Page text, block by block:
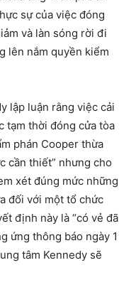
sự của việc đóng
và làn sóng rời đi
lên nắm quyền kiểm
lập luận rằng việc cải
tạm thời đóng cửa tòa
phán Cooper thừa
cần thiết” nhưng cho
xét đúng mức những
đối với một tổ chức
định này là “có vẻ đã
ứng thông báo ngày 1
tâm Kennedy sẽ